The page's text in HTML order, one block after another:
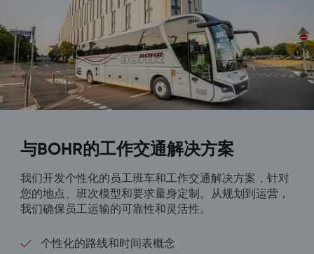
与BOHR的工作交通解决方案
我们开发个性化的员工班车和工作交通解决方案，针对
您的地点、班次模型和要求量身定制。从规划到运营，
我们确保员工运输的可靠性和灵活性。
个性化的路线和时间表概念